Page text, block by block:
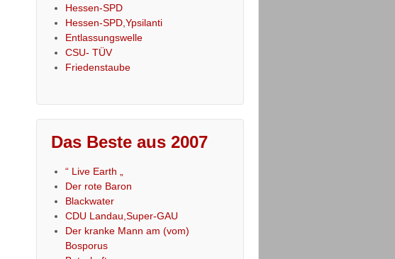
Hessen-SPD
Hessen-SPD,Ypsilanti
Entlassungswelle
CSU- TÜV
Friedenstaube
Das Beste aus 2007
“ Live Earth „
Der rote Baron
Blackwater
CDU Landau,Super-GAU
Der kranke Mann am (vom)
Bosporus